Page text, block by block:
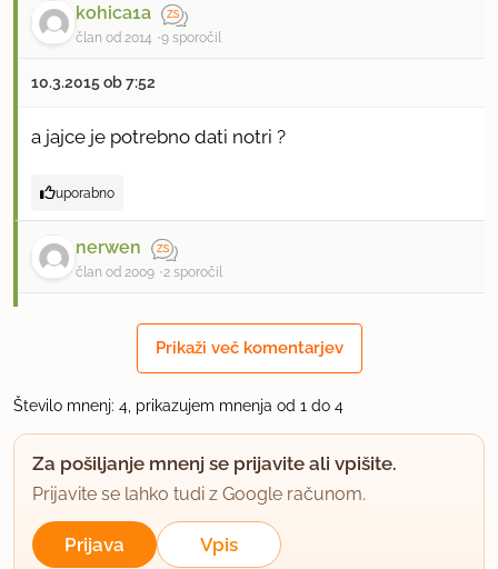
kohica1a
član od 2014 9 sporočil
10.3.2015 ob 7:52
a jajce je potrebno dati notri ?
uporabno
nerwen
član od 2009 2 sporočil
Ne, jajce ni potrebno dodat, lahko pa jo, seveda. Js
se jajcem izognem, ker so po mojem mnenju
nepotrebna.
uporabno
nerwen
Prikaži več komentarjev
Število mnenj: 4, prikazujem mnenja od 1 do 4
Za pošiljanje mnenj se prijavite ali vpišite.
Prijavite se lahko tudi z Google računom.
Prijava Vpis